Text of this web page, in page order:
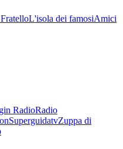
L'isola dei famosiAmici
RadioRadio
SuperguidatvZuppa di